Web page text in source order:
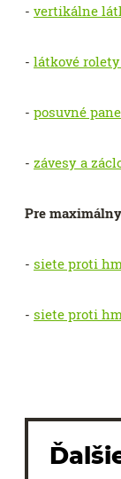
- vertikálne
- látkové
- posuvné
- závesy a
Pre
- siete proti
- siete proti